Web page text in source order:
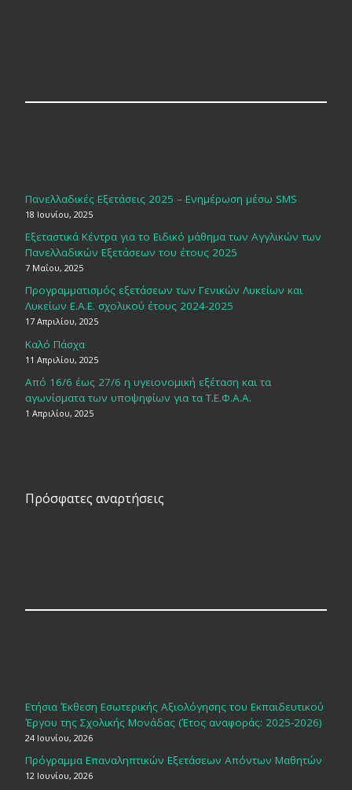
Πανελλαδικές Εξετάσεις 2025 – Ενημέρωση μέσω SMS
18 Ιουνίου, 2025
Εξεταστικά Κέντρα για το Ειδικό μάθημα των Αγγλικών των
Πανελλαδικών Εξετάσεων του έτους 2025
7 Μαΐου, 2025
Προγραμματισμός εξετάσεων των Γενικών Λυκείων και
Λυκείων Ε.Α.Ε. σχολικού έτους 2024-2025
17 Απριλίου, 2025
Καλό Πάσχα
11 Απριλίου, 2025
Από 16/6 έως 27/6 η υγειονομική εξέταση και τα
αγωνίσματα των υποψηφίων για τα Τ.Ε.Φ.Α.Α.
1 Απριλίου, 2025
Πρόσφατες αναρτήσεις
Ετήσια Έκθεση Εσωτερικής Αξιολόγησης του Εκπαιδευτικού
Έργου της Σχολικής Μονάδας (Έτος αναφοράς: 2025-2026)
24 Ιουνίου, 2026
Πρόγραμμα Επαναληπτικών Εξετάσεων Απόντων Μαθητών
12 Ιουνίου, 2026